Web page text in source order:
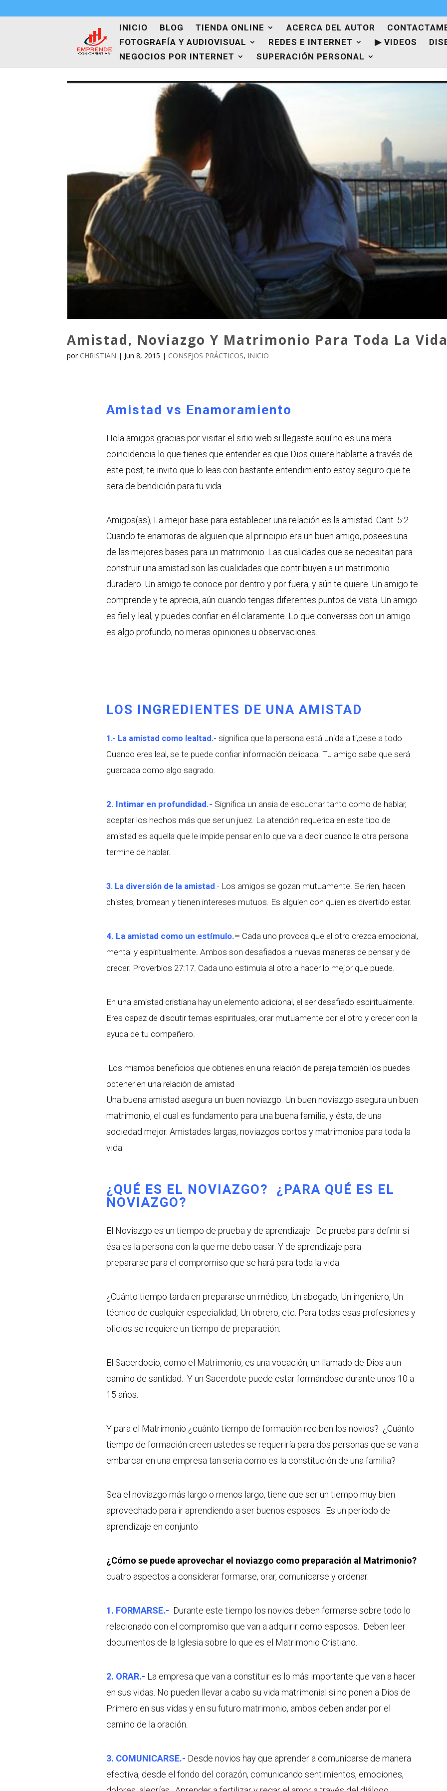
INICIO BLOG TIENDA ONLINE ACERCA DEL AUTOR
FOTOGRAFÍA Y AUDIOVISUAL
REDES E INTERNET ▶ VIDEOS
NEGOCIOS POR INTERNET
SUPERACIÓN PERSONAL
Amistad, Noviazgo Y Matrimonio Para Toda La Vida
por CHRISTIAN | Jun 8, 2015 | CONSEJOS PRÁCTICOS, INICIO
Amistad vs Enamoramiento
Hola amigos gracias por visitar el sitio web si llegaste aquí no es una mera
coincidencia lo que tienes que entender es que Dios quiere hablarte a través de
este post, te invito que lo leas con bastante entendimiento estoy seguro que te
sera de bendición para tu vida.
Amigos(as), La mejor base para establecer una relación es la amistad. Cant. 5:2
Cuando te enamoras de alguien que al principio era un buen amigo, posees una
de las mejores bases para un matrimonio. Las cualidades que se necesitan para
construir una amistad son las cualidades que contribuyen a un matrimonio
duradero. Un amigo te conoce por dentro y por fuera, y aún te quiere. Un amigo te
comprende y te aprecia, aún cuando tengas diferentes puntos de vista. Un amigo
es fiel y leal, y puedes confiar en él claramente. Lo que conversas con un amigo
es algo profundo, no meras opiniones u observaciones.
LOS INGREDIENTES DE UNA AMISTAD
1.- La amistad como lealtad.- significa que la persona está unida a ti,pese a todo
Cuando eres leal, se te puede confiar información delicada. Tu amigo sabe que será
guardada como algo sagrado.
2. Intimar en profundidad.- Significa un ansia de escuchar tanto como de hablar,
aceptar los hechos más que ser un juez. La atención requerida en este tipo de
amistad es aquella que le impide pensar en lo que va a decir cuando la otra persona
termine de hablar.
3. La diversión de la amistad .-Los amigos se gozan mutuamente. Se ríen, hacen
chistes, bromean y tienen intereses mutuos. Es alguien con quien es divertido estar.
4. La amistad como un estímulo.– Cada uno provoca que el otro crezca emocional,
mental y espiritualmente. Ambos son desafiados a nuevas maneras de pensar y de
crecer. Proverbios 27:17. Cada uno estimula al otro a hacer lo mejor que puede.
En una amistad cristiana hay un elemento adicional, el ser desafiado espiritualmente.
Eres capaz de discutir temas espirituales, orar mutuamente por el otro y crecer con la
ayuda de tu compañero.
Los mismos beneficios que obtienes en una relación de pareja también los puedes
obtener en una relación de amistad
Una buena amistad asegura un buen noviazgo. Un buen noviazgo asegura un buen
matrimonio, el cual es fundamento para una buena familia, y ésta, de una
sociedad mejor. Amistades largas, noviazgos cortos y matrimonios para toda la
vida.
¿QUÉ ES EL NOVIAZGO? ¿PARA QUÉ ES EL
NOVIAZGO?
El Noviazgo es un tiempo de prueba y de aprendizaje. De prueba para definir si
ésa es la persona con la que me debo casar. Y de aprendizaje para
prepararse para el compromiso que se hará para toda la vida.
¿Cuánto tiempo tarda en prepararse un médico, Un abogado, Un ingeniero, Un
técnico de cualquier especialidad, Un obrero, etc. Para todas esas profesiones y
oficios se requiere un tiempo de preparación.
El Sacerdocio, como el Matrimonio, es una vocación, un llamado de Dios a un
camino de santidad. Y un Sacerdote puede estar formándose durante unos 10 a
15 años.
Y para el Matrimonio ¿cuánto tiempo de formación reciben los novios? ¿Cuánto
tiempo de formación creen ustedes se requeriría para dos personas que se van a
embarcar en una empresa tan seria como es la constitución de una familia?
Sea el noviazgo más largo o menos largo, tiene que ser un tiempo muy bien
aprovechado para ir aprendiendo a ser buenos esposos. Es un período de
aprendizaje en conjunto
¿Cómo se puede aprovechar el noviazgo como preparación al Matrimonio?
cuatro aspectos a considerar formarse, orar, comunicarse y ordenar.
1. FORMARSE.- Durante este tiempo los novios deben formarse sobre todo lo
relacionado con el compromiso que van a adquirir como esposos. Deben leer
documentos de la Iglesia sobre lo que es el Matrimonio Cristiano.
2. ORAR.- La empresa que van a constituir es lo más importante que van a hacer
en sus vidas. No pueden llevar a cabo su vida matrimonial si no ponen a Dios de
Primero en sus vidas y en su futuro matrimonio, ambos deben andar por el
camino de la oración.
3. COMUNICARSE.- Desde novios hay que aprender a comunicarse de manera
efectiva, desde el fondo del corazón, comunicando sentimientos, emociones,